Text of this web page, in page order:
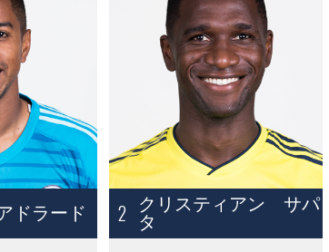
ドラード 2
クリスティアン サパ
タ